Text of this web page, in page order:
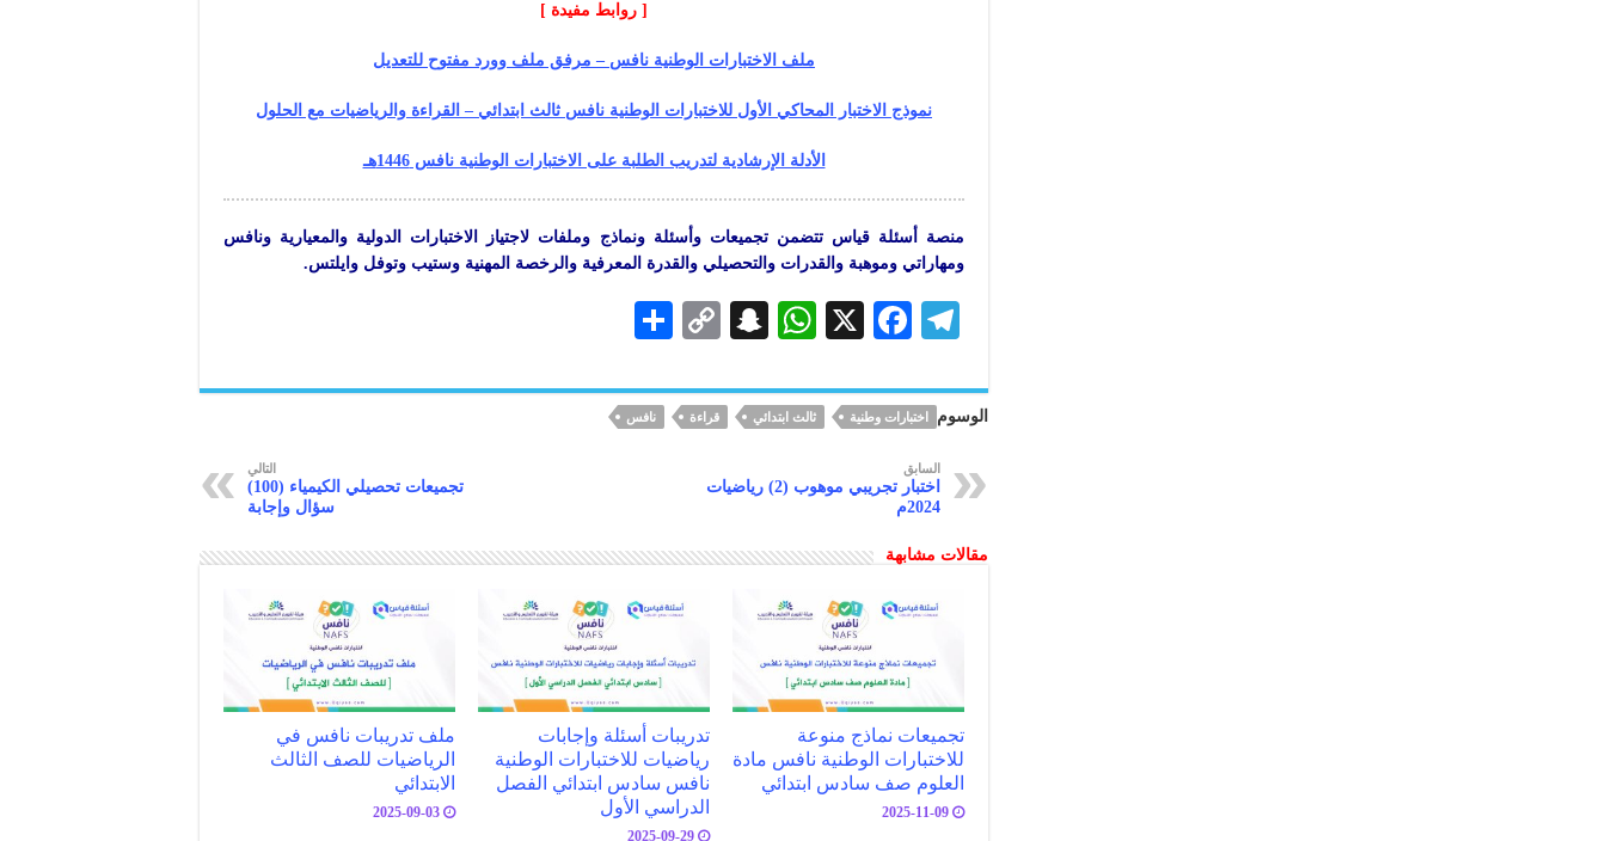
[ روابط مفيدة ]
ملف الاختبارات الوطنية نافس – مرفق ملف وورد مفتوح للتعديل
نموذج الاختبار المحاكي الأول للاختبارات الوطنية نافس ثالث ابتدائي – القراءة والرياضيات مع الحلول
الأدلة الإرشادية لتدريب الطلبة على الاختبارات الوطنية نافس 1446هـ
منصة أسئلة قياس تتضمن تجميعات وأسئلة ونماذج وملفات لاجتياز الاختبارات الدولية والمعيارية ونافس
ومهاراتي وموهبة والقدرات والتحصيلي والقدرة المعرفية والرخصة المهنية وستيب وتوفل وايلتس.
Te
gr
a
m
F
eb
oo
X
W
at
s
A
p
p
S
a
pc
h
C
p
y
k
ar
e
الوسوم اختبارات وطنية ثالث ابتدائي قراءة نافس
السابق
اختبار تجريبي موهوب (2) رياضيات
2024م
التالي
تجميعات تحصيلي الكيمياء (100)
سؤال وإجابة
مقالات مشابهة
تجميعات نماذج منوعة
للاختبارات الوطنية نافس مادة
العلوم صف سادس ابتدائي
2025-11-09
تدريبات أسئلة وإجابات
رياضيات للاختبارات الوطنية
نافس سادس ابتدائي الفصل
الدراسي الأول
2025-09-29
ملف تدريبات نافس في
الرياضيات للصف الثالث
الابتدائي
2025-09-03